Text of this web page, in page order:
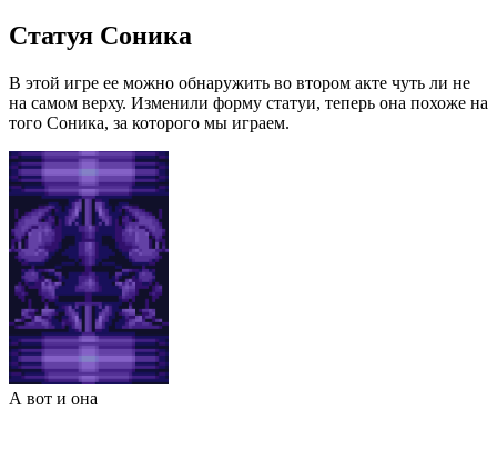
Статуя Соника
В этой игре ее можно обнаружить во втором акте чуть ли не
на самом верху. Изменили форму статуи, теперь она похоже на
того Соника, за которого мы играем.
А вот и она